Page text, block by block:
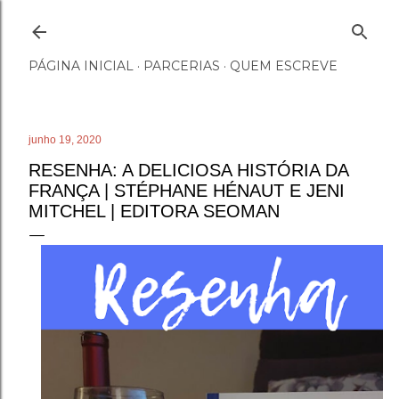
PÁGINA INICIAL PARCERIAS QUEM ESCREVE
junho 19, 2020
RESENHA: A DELICIOSA HISTÓRIA DA
FRANÇA | STÉPHANE HÉNAUT E JENI
MITCHEL | EDITORA SEOMAN